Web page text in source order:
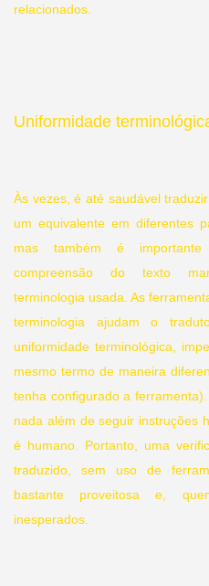
relacionados.
Uniformidade
Às vezes, é até saudável
um equivalente em diferentes
mas também é
compreensão do texto
terminologia usada. As
terminologia ajudam o
uniformidade terminológica,
mesmo termo de maneira
tenha configurado a
nada além de seguir instruções
é humano. Portanto, uma
traduzido, sem uso de
bastante proveitosa e,
inesperados.